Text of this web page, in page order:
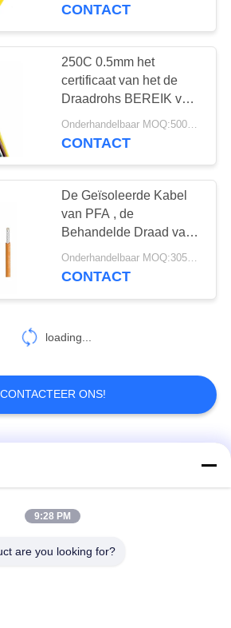
CONTACT
250C 0.5mm het
certificaat van het de
Draadrohs BEREIK van
VDE8298 Geïsoleerde
het verwarmen draad
Onderhandelbaar MOQ:5000 PC 's
CONTACT
De Geïsoleerde Kabel
van PFA , de
Behandelde Draad van
AWM10362 voor
Industriële Machine
Onderhandelbaar MOQ:3050/6100 meters
CONTACT
loading...
CONTACTEER ONS!
Silicone Geïsoleerde
9:28 PM
are you looking for?